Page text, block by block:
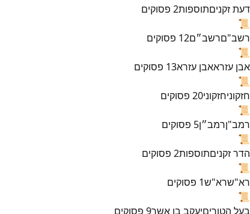
דעת זקניםתוספות2 פסוקים
📜
רשב"םרשב״ם12 פסוקים
📜
אבן עזראאבן עזרא13 פסוקים
📜
חזקוניחזקוני20 פסוקים
📜
רמב"ןרמב״ן5 פסוקים
📜
הדר זקניםתוספות2 פסוקים
📜
רא"שרא"ש1 פסוקים
📜
בעל הטוריםיעקב בן אשר9 פסוקים